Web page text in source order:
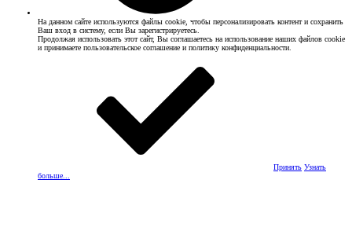
На данном сайте используются файлы cookie, чтобы персонализировать контент и сохранить
Ваш вход в систему, если Вы зарегистрируетесь.
Продолжая использовать этот сайт, Вы соглашаетесь на использование наших файлов cookie
и принимаете пользовательское соглашение и политику конфиденциальности.
Принять Узнать
больше...